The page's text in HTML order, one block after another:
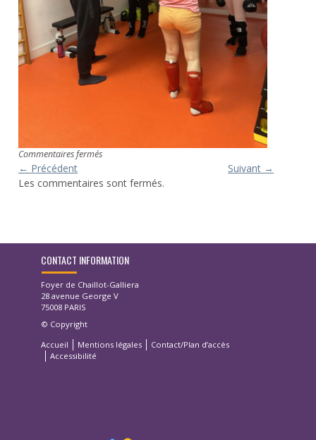
Commentaires ferméssur
Sophroboxing
← Précédent Suivant →
Les commentaires sont fermés.
CONTACT INFORMATION
Foyer de Chaillot-Galliera
28 avenue George V
75008 PARIS
© Copyright
Accueil
Mentions légales
Contact/Plan d’accès
Accessibilité